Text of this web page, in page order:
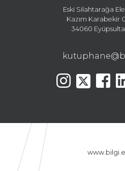
Eski Silahtarağa
Kazım Karabekir
34060